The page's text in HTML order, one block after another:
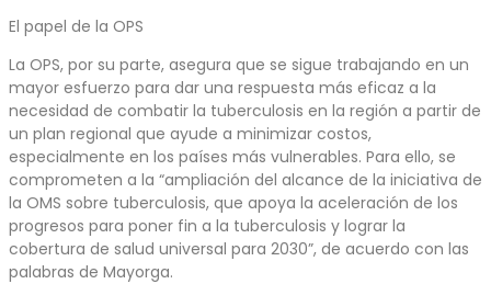
El papel de la OPS
La OPS, por su parte, asegura que se sigue trabajando en un
mayor esfuerzo para dar una respuesta más eficaz a la
necesidad de combatir la tuberculosis en la región a partir de
un plan regional que ayude a minimizar costos,
especialmente en los países más vulnerables. Para ello, se
comprometen a la “ampliación del alcance de la iniciativa de
la OMS sobre tuberculosis, que apoya la aceleración de los
progresos para poner fin a la tuberculosis y lograr la
cobertura de salud universal para 2030”, de acuerdo con las
palabras de Mayorga.